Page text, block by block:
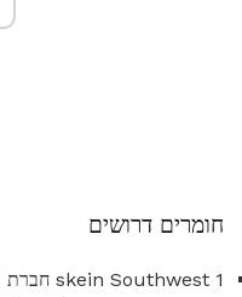
חומרים דרושים